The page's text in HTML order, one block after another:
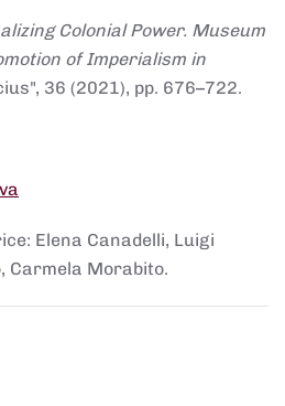
Colonial Power. Museum
of Imperialism in
36 (2021), pp. 676–722.
Elena Canadelli, Luigi
Carmela Morabito.